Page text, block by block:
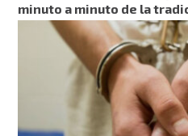
minuto a minuto de la